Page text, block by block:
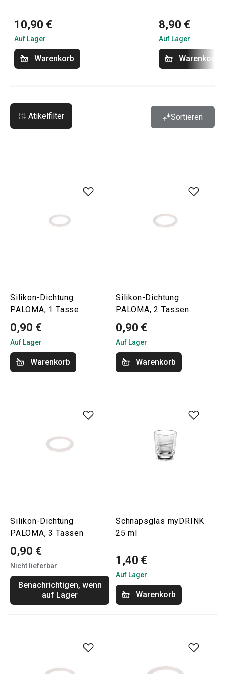
10,90 €
Auf Lager
Warenkorb
8,90 €
Auf Lager
Warenkorb
Atikelfilter Sortieren
Silikon-Dichtung
PALOMA, 1 Tasse
0,90 €
Auf Lager
Warenkorb
Silikon-Dichtung
PALOMA, 2 Tassen
0,90 €
Auf Lager
Warenkorb
Silikon-Dichtung
PALOMA, 3 Tassen
0,90 €
Nicht lieferbar
Benachrichtigen, wenn
auf Lager
Schnapsglas myDRINK
25 ml
1,40 €
Auf Lager
Warenkorb